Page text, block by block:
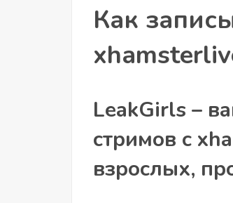
Как
LeakGirls –
стримов с
взрослых,